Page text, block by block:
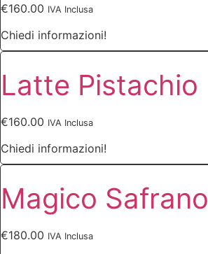
€160.00 IVA Inclusa
Chiedi informazioni!
Latte Pistachio
€160.00 IVA Inclusa
Chiedi informazioni!
Magico Safrano
€180.00 IVA Inclusa